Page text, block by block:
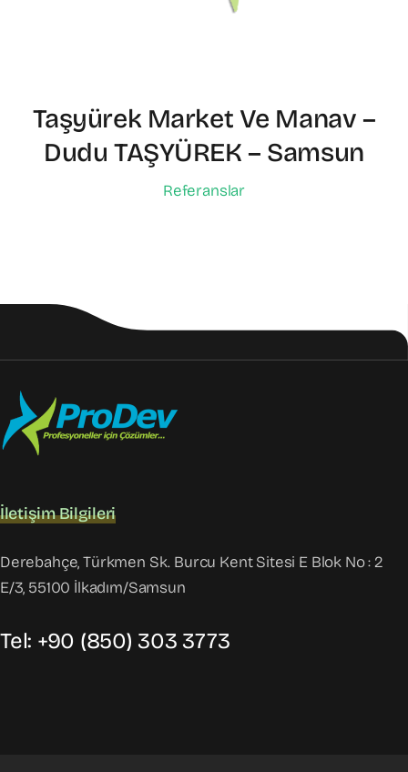
Taşyürek Market Ve Manav –
Dudu TAŞYÜREK – Samsun
Referanslar
İletişim Bilgileri
Derebahçe, Türkmen Sk. Burcu Kent Sitesi E Blok No : 2
E/3, 55100 İlkadım/Samsun
Tel: +90 (850) 303 3773